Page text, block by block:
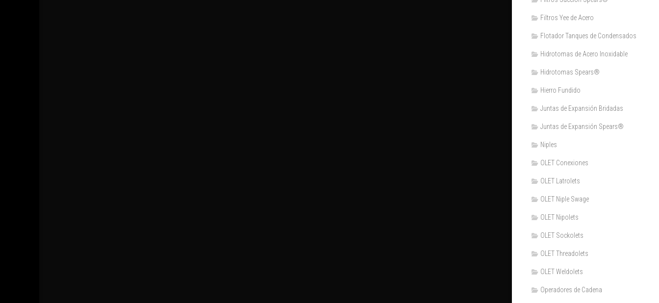
Filtros Yee de Acero
Flotador Tanques de Condensados
Hidrotomas de Acero Inoxidable
Hidrotomas Spears®
Hierro Fundido
Juntas de Expansión Bridadas
Juntas de Expansión Spears®
Niples
OLET Conexiones
OLET Latrolets
OLET Niple Swage
OLET Nipolets
OLET Sockolets
OLET Threadolets
OLET Weldolets
Operadores de Cadena